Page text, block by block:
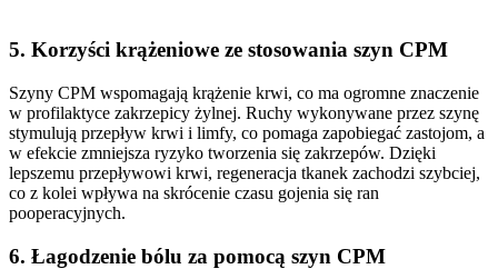
5. Korzyści krążeniowe ze stosowania szyn CPM
Szyny CPM wspomagają krążenie krwi, co ma ogromne znaczenie
w profilaktyce zakrzepicy żylnej. Ruchy wykonywane przez szynę
stymulują przepływ krwi i limfy, co pomaga zapobiegać zastojom, a
w efekcie zmniejsza ryzyko tworzenia się zakrzepów. Dzięki
lepszemu przepływowi krwi, regeneracja tkanek zachodzi szybciej,
co z kolei wpływa na skrócenie czasu gojenia się ran
pooperacyjnych.
6. Łagodzenie bólu za pomocą szyn CPM